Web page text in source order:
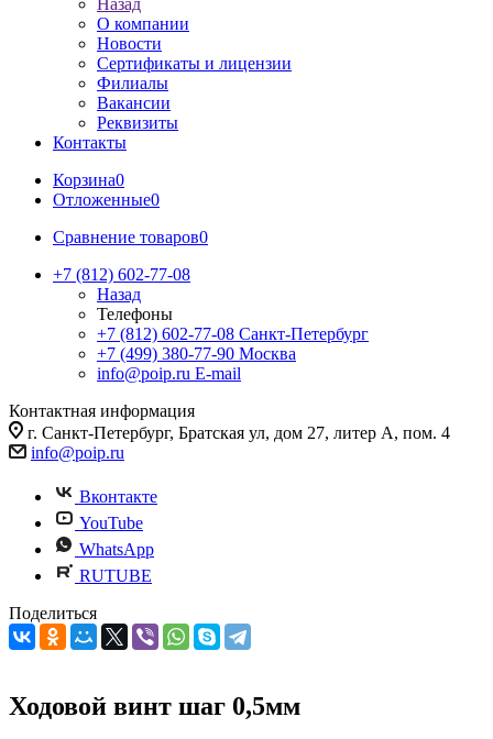
Назад
О компании
Новости
Сертификаты и лицензии
Филиалы
Вакансии
Реквизиты
Контакты
Корзина0
Отложенные0
Сравнение товаров0
+7 (812) 602-77-08
Назад
Телефоны
+7 (812) 602-77-08 Санкт-Петербург
+7 (499) 380-77-90 Москва
info@poip.ru E-mail
Контактная информация
г. Санкт-Петербург, Братская ул, дом 27, литер А, пом. 4
info@poip.ru
Вконтакте
YouTube
WhatsApp
RUTUBE
Поделиться
Ходовой винт шаг 0,5мм